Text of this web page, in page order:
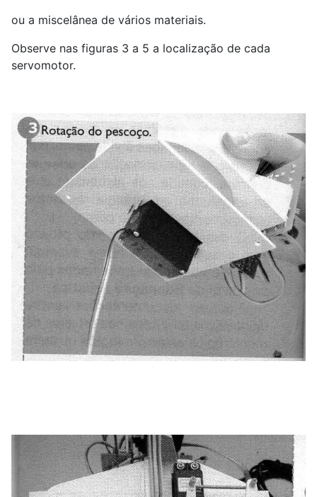
ou a miscelânea de vários materiais.
Observe nas figuras 3 a 5 a localização de cada
servomotor.